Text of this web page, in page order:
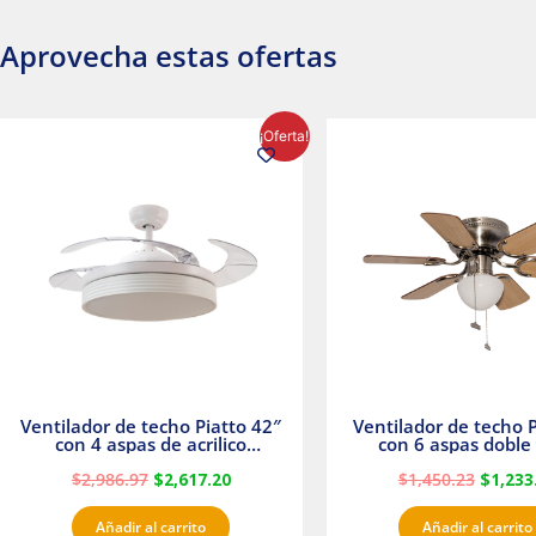
Aprovecha estas ofertas
¡Oferta!
Ventilador de techo Piatto 42″
con 4 aspas de acrilico
transparente
$2,986.97
$2,986.97.
$2,617.20
precio
actual
Añadir al carrito
Ventilador de techo
con 6 aspas
Satinado
$1,450.23 $
Añadir al carrito